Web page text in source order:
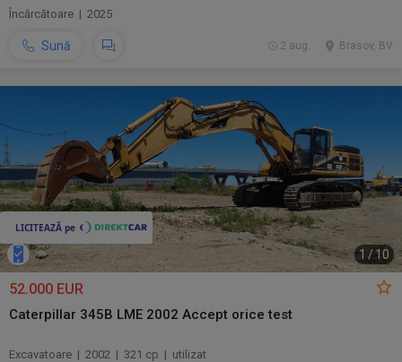
Încărcătoare | 2025
Sună Brasov, BV
2 aug.
1 /10
52.000 EUR
Caterpillar 345B LME 2002 Accept orice test
Excavatoare | 2002 | 321 cp | utilizat